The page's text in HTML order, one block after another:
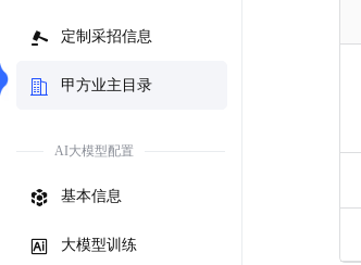
定制采招信息
甲方业主目录
AI大模型配置
基本信息
大模型训练